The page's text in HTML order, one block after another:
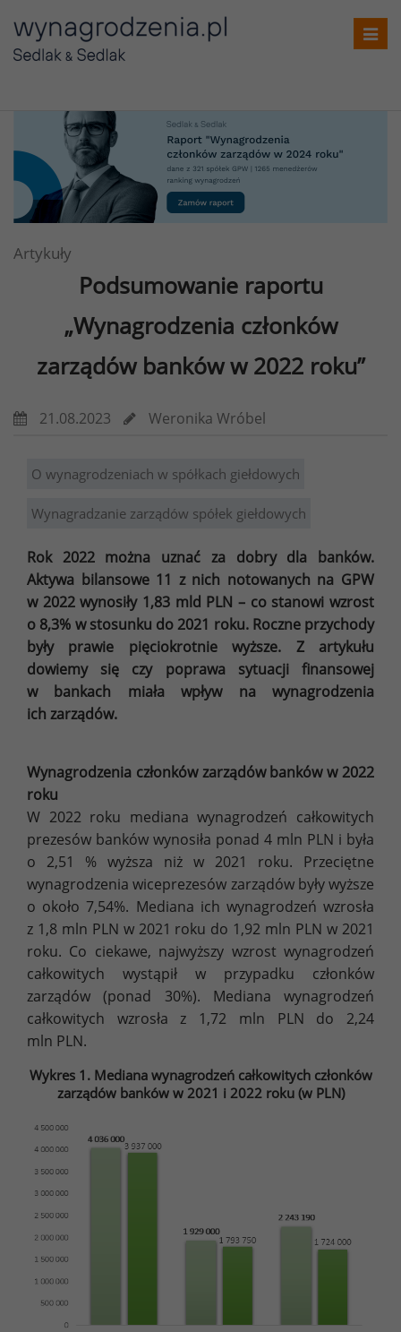
T
n
Artykuły
Podsumowanie raportu
„Wynagrodzenia członków
zarządów banków w 2022 roku”
21.08.2023 Weronika Wróbel
O wynagrodzeniach w spółkach giełdowych
Wynagradzanie zarządów spółek giełdowych
Rok 2022 można uznać za dobry dla banków.
Aktywa bilansowe 11 z nich notowanych na GPW
w 2022 wynosiły 1,83 mld PLN – co stanowi wzrost
o 8,3% w stosunku do 2021 roku. Roczne przychody
były prawie pięciokrotnie wyższe. Z artykułu
dowiemy się czy poprawa sytuacji finansowej
w bankach miała wpływ na wynagrodzenia
ich zarządów.
Wynagrodzenia członków zarządów banków w 2022
roku
W 2022 roku mediana wynagrodzeń całkowitych
prezesów banków wynosiła ponad 4 mln PLN i była
o 2,51 % wyższa niż w 2021 roku. Przeciętne
wynagrodzenia wiceprezesów zarządów były wyższe
o około 7,54%. Mediana ich wynagrodzeń wzrosła
z 1,8 mln PLN w 2021 roku do 1,92 mln PLN w 2021
roku. Co ciekawe, najwyższy wzrost wynagrodzeń
całkowitych wystąpił w przypadku członków
zarządów (ponad 30%). Mediana wynagrodzeń
całkowitych wzrosła z 1,72 mln PLN do 2,24
mln PLN.
Wykres 1. Mediana wynagrodzeń całkowitych członków
zarządów banków w 2021 i 2022 roku (w PLN)